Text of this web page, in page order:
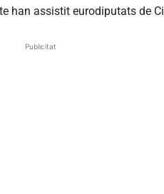
han assistit eurodiputats de
Publicitat